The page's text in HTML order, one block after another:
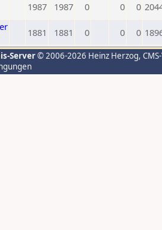
1987 1987 0 0 0
1881 1881 0 0 0
Server© 2006-2026 Heinz Herzog,